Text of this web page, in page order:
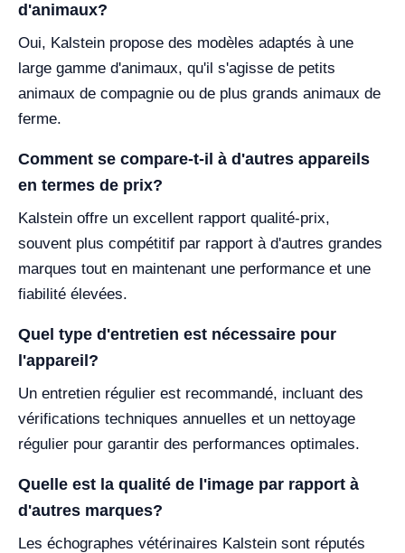
d'animaux?
Oui, Kalstein propose des modèles adaptés à une
large gamme d'animaux, qu'il s'agisse de petits
animaux de compagnie ou de plus grands animaux de
ferme.
Comment se compare-t-il à d'autres appareils
en termes de prix?
Kalstein offre un excellent rapport qualité-prix,
souvent plus compétitif par rapport à d'autres grandes
marques tout en maintenant une performance et une
fiabilité élevées.
Quel type d'entretien est nécessaire pour
l'appareil?
Un entretien régulier est recommandé, incluant des
vérifications techniques annuelles et un nettoyage
régulier pour garantir des performances optimales.
Quelle est la qualité de l'image par rapport à
d'autres marques?
Les échographes vétérinaires Kalstein sont réputés